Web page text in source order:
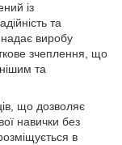
із
та
надає виробу
зчеплення, що
та
що дозволяє
навички без
в